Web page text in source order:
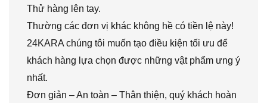
Thử hàng lên tay.
Thường các đơn vị khác không hề có tiền lệ này!
24KARA chúng tôi muốn tạo điều kiện tối ưu để
khách hàng lựa chọn được những vật phẩm ưng ý
nhất.
Đơn giản – An toàn – Thân thiện, quý khách hoàn